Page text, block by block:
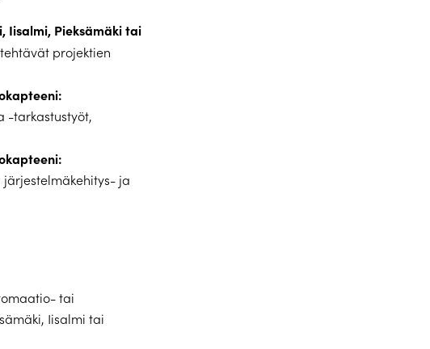
Iisalmi, Pieksämäki tai
projektien
-tarkastustyöt,
järjestelmäkehitys- ja
tai
Iisalmi tai